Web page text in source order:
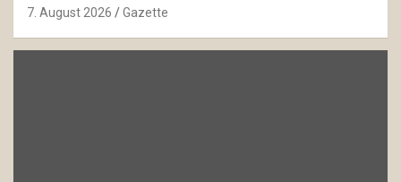
7. August 2026 Gazette